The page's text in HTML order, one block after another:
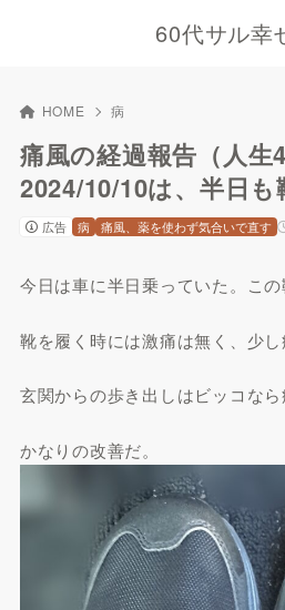
60代サル幸
HOME 病
痛風の経過報告（人生
2024/10/10は、半日も
広告 病 痛風、薬を使わず気合いで直す
今日は車に半日乗っていた。この
靴を履く時には激痛は無く、少し
玄関からの歩き出しはビッコなら
かなりの改善だ。